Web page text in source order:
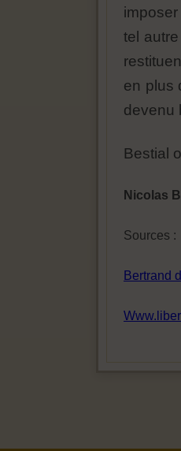
tel
en plus
devenu
Bestial
Nicolas
Sources :
Bertrand